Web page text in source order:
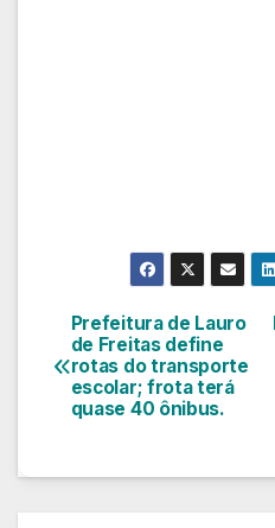
Navegação
de
Post
Prefeitura de Lauro
de Freitas define
rotas do transporte
escolar; frota terá
quase 40 ônibus.